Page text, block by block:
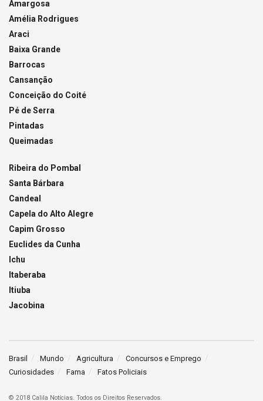
Amargosa
Amélia Rodrigues
Araci
Baixa Grande
Barrocas
Cansanção
Conceição do Coité
Pé de Serra
Pintadas
Queimadas
Ribeira do Pombal
Santa Bárbara
Candeal
Capela do Alto Alegre
Capim Grosso
Euclides da Cunha
Ichu
Itaberaba
Itiuba
Jacobina
Brasil Mundo Agricultura
Concursos e Emprego
Curiosidades
Fama Fatos Policiais
© 2018 Calila Notícias. Todos os Direitos Reservados.